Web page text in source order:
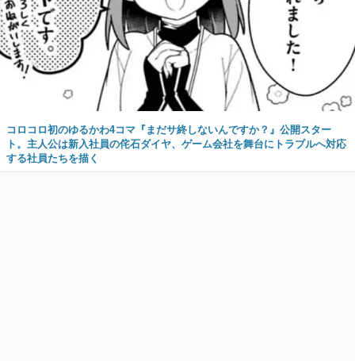
コロコロ初のゆるかわ4コマ『まだサ終しないんですか？』公開スター
ト。主人公は新入社員の侘石ダイヤ、ゲーム会社を舞台にトラブルへ対応
する社員たちを描く